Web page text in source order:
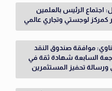
اجتماع الرئيس بالعلمين
لوجستي وتجاري عالمي
موافقة صندوق النقد
السابعة شهادة ثقة في
ورسالة تحفيز المستثمرين